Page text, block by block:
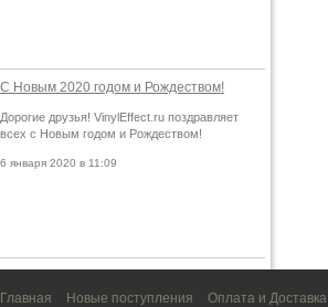
С Новым 2020 годом и Рождеством!
Дорогие друзья! VinylEffect.ru поздравляет
всех с Новым годом и Рождеством!
6 января 2020 в 11:09
Главная Новые поступления Оплата и Доставка